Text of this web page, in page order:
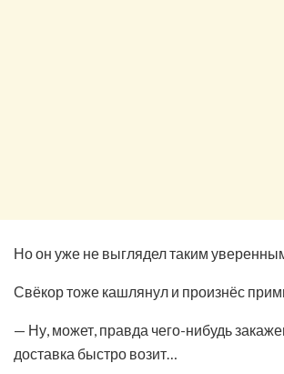
Но он уже не выглядел таким
Свёкор тоже кашлянул и произнёс
— Ну, может, правда чего-нибудь
доставка быстро возит…